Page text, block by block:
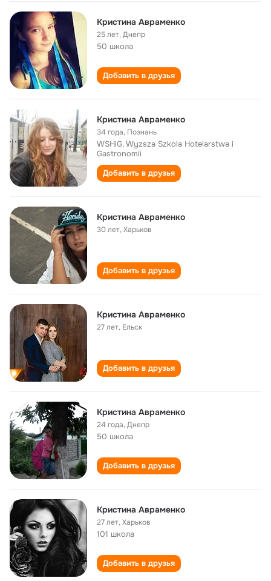
Кристина Авраменко
25 лет,Днепр
50 школа
Добавить в друзья
Кристина Авраменко
34 года, Познань
WSHiG, Wyzsza Szkola Hotelarstwa i
Gastronomii
Добавить в друзья
Кристина Авраменко
30 лет,Харьков
Добавить в друзья
Кристина Авраменко
27 лет, Ельск
Добавить в друзья
Кристина Авраменко
24 года,Днепр
50 школа
Добавить в друзья
Кристина Авраменко
27 лет,Харьков
101 школа
Добавить в друзья